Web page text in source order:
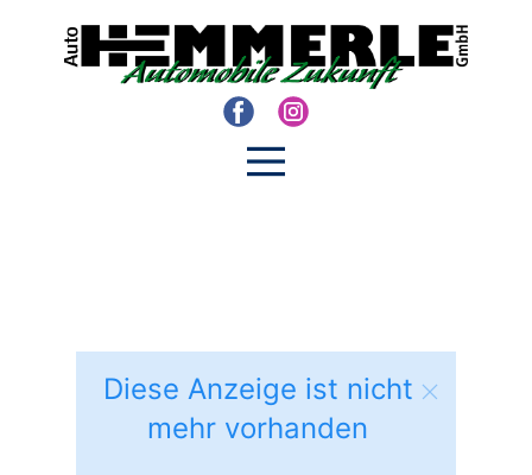
Diese Anzeige ist nicht
mehr vorhanden